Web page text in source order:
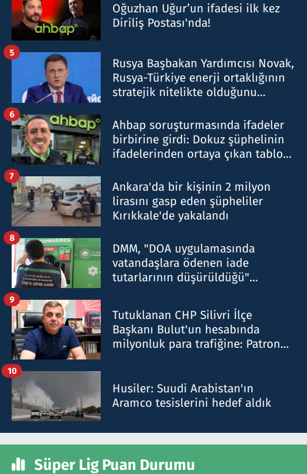
Oğuzhan Uğur’un ifadesi ilk kez
Diriliş Postası'nda!
Rusya Başbakan Yardımcısı Novak,
Rusya-Türkiye enerji ortaklığının
stratejik nitelikte olduğunu
5
Ahbap soruşturmasında ifadeler
birbirine girdi: Dokuz şüphelinin
ifadelerinden ortaya çıkan tablo
6
Ankara'da bir kişinin 2 milyon
lirasını gasp eden şüpheliler
Kırıkkale'de yakalandı
7
DMM, "DOA uygulamasında
vatandaşlara ödenen iade
tutarlarının düşürüldüğü"
8
Tutuklanan CHP Silivri İlçe
Başkanı Bulut'un hesabında
milyonluk para trafiğine: Patron
9
Husiler: Suudi Arabistan'ın
Aramco tesislerini hedef aldık
10
Süper Lig Puan Durumu